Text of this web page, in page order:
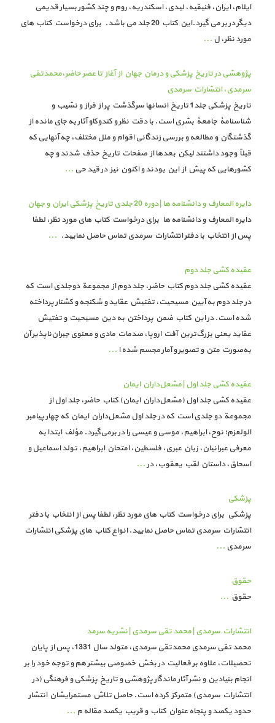
ایلام، ایران، فنیقیه، لیدی، اسکندریه، روم و چند کشور بسیار قدیمی
دیگر در بر می گیرد.این کتاب 20 جلد می باشد. برای درخواست کتاب های
مورد نظر، ل ...
پژوهشی در تاریخ پزشکی و درمان جهان از آغاز تا عصر حاضر،محمدتقی
سرمدی، انتشارات سرمدی
تاریخ پزشکی جلد1 تاریخ انسانها سرگذشت پر از فراز و نشیب و
شناسنامۀ جامعۀ بشری است. با دقت نظر و کندوکاو آثار به جای مانده از
گذشتگان و مطالعه و بررسی زندگانی اقوام و ملل مختلف، چه آنهایی که
قبلاً وجود داشتند لیکن بعدها از صفحات تاریخ حذف شدند و چه
کشورهایی که پیش از این بودند و اکنون نیز در قید حی ...
دایره المعارف و دانشنامه ها | دوره 20 جلدی تاریخ پزشکی ایران و جهان
دایره المعارف و دانشنامه ها برای درخواست کتاب های مورد نظر، لطفا
پس از انتخاب با دفتر انتشارات سرمدی تماس حاصل نمایید. ...
عقیده کشی جلد دوم
عقیده کشی جلد دوم کتاب حاضر، جلد دوم از مجموعة دوجلدی است که
در جلد دوم به آیین مسیحیت، تفتیش عقاید و شکنجه و کشتار پرداخته
شده است. در این کتاب ضمن پرداختن به دین مسیحیت و تفتیش
عقاید یعنی بزرگ‌ترین آفت اروپا، صدمات مادی و معنوی جبران‌ناپذیر آن
به‌صورت متن و تصویر و آمار مجسم شده ا ...
عقیده کشی جلد اول | مشعل‌داران ایمان
عقیده کشی جلد اول (مشعل‌داران ایمان) کتاب حاضر، جلد اول از
مجموعة دو جلدی است که در جلد اول مشعل‌داران ایمان که چهار پیامبر
الولعزم؛ نوح، ابراهیم، موسی و عیسی را در برمی‌گیرد. مؤلف ابتدا به
معرفی عبرانیان، زبان عبری، فلسطین، امتحان ابراهیم، تولد اسماعیل و
اسحاق، داستان لقب یعقوب، در...
پزشکی
پزشکی برای درخواست کتاب های مورد نظر، لطفا پس از انتخاب با دفتر
انتشارات سرمدی تماس حاصل نمایید. انواع کتاب های پزشکی انتشارات
سرمدی ...
حقوق
حقوق ...
انتشارات سرمدی | محمد تقی سرمدی | نشریه سرمد
محمد تقی سرمدی محمدتقی سرمدی، متولد سال 1331، پس از پایان
تحصیلات، علاوه بر فعالیت در بخش خصوصی بیشتر هم و توجه خود را بر
انجام بنیادین و نشر آثار ماندگار پژوهشی و تاریخ پزشکی و فرهنگی (در
انتشارات سرمدی) متمرکز کرده است. حاصل تلاش مستمرایشان انتشار
حدود یکصد و پنجاه عنوان کتاب و قریب یکصد مقاله م ...